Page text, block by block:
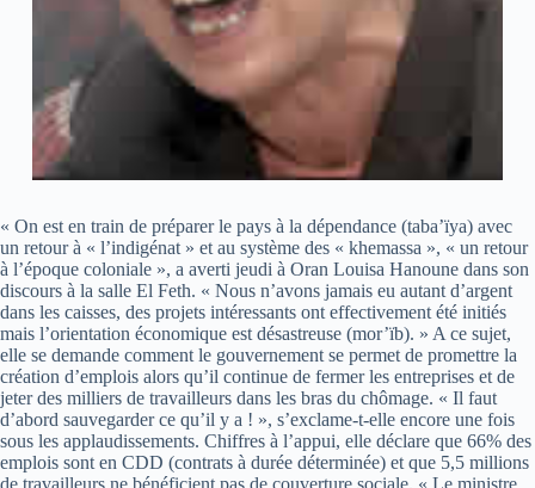
« On est en train de préparer le pays à la dépendance (taba’ïya) avec
un retour à « l’indigénat » et au système des « khemassa », « un retour
à l’époque coloniale », a averti jeudi à Oran Louisa Hanoune dans son
discours à la salle El Feth. « Nous n’avons jamais eu autant d’argent
dans les caisses, des projets intéressants ont effectivement été initiés
mais l’orientation économique est désastreuse (mor’ïb). » A ce sujet,
elle se demande comment le gouvernement se permet de promettre la
création d’emplois alors qu’il continue de fermer les entreprises et de
jeter des milliers de travailleurs dans les bras du chômage. « Il faut
d’abord sauvegarder ce qu’il y a ! », s’exclame-t-elle encore une fois
sous les applaudissements. Chiffres à l’appui, elle déclare que 66% des
emplois sont en CDD (contrats à durée déterminée) et que 5,5 millions